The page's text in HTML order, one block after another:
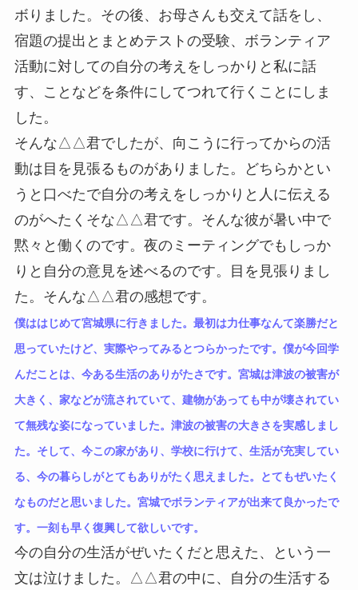
ボりました。その後、お母さんも交えて話をし、
宿題の提出とまとめテストの受験、ボランティア
活動に対しての自分の考えをしっかりと私に話
す、ことなどを条件にしてつれて行くことにしま
した。
そんな△△君でしたが、向こうに行ってからの活
動は目を見張るものがありました。どちらかとい
うと口べたで自分の考えをしっかりと人に伝える
のがへたくそな△△君です。そんな彼が暑い中で
黙々と働くのです。夜のミーティングでもしっか
りと自分の意見を述べるのです。目を見張りまし
た。そんな△△君の感想です。
僕ははじめて宮城県に行きました。最初は力仕事なんて楽勝だと
思っていたけど、実際やってみるとつらかったです。僕が今回学
んだことは、今ある生活のありがたさです。宮城は津波の被害が
大きく、家などが流されていて、建物があっても中が壊されてい
て無残な姿になっていました。津波の被害の大きさを実感しまし
た。そして、今この家があり、学校に行けて、生活が充実してい
る、今の暮らしがとてもありがたく思えました。とてもぜいたく
なものだと思いました。宮城でボランティアが出来て良かったで
す。一刻も早く復興して欲しいです。
今の自分の生活がぜいたくだと思えた、という一
文は泣けました。△△君の中に、自分の生活する